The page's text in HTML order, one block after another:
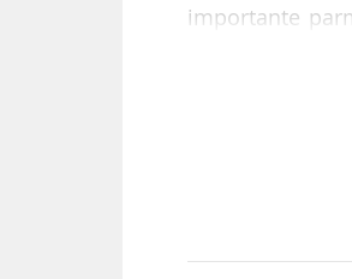
importante
Confluences